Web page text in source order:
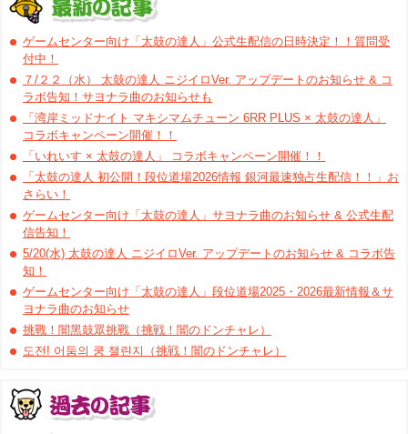
ゲームセンター向け「太鼓の達人」公式生配信の日時決定！！質問受
付中！
７/２２（水） 太鼓の達人 ニジイロVer. アップデートのお知らせ & コ
ラボ告知！サヨナラ曲のお知らせも
「湾岸ミッドナイト マキシマムチューン 6RR PLUS × 太鼓の達人」
コラボキャンペーン開催！！
「いれいす × 太鼓の達人」 コラボキャンペーン開催！！
「太鼓の達人 初公開！段位道場2026情報 銀河最速独占生配信！！」お
さらい！
ゲームセンター向け「太鼓の達人」サヨナラ曲のお知らせ & 公式生配
信告知！
5/20(水) 太鼓の達人 ニジイロVer. アップデートのお知らせ & コラボ告
知！
ゲームセンター向け「太鼓の達人」段位道場2025・2026最新情報＆サ
ヨナラ曲のお知らせ
挑戰！闇黑鼓眾挑戰（挑戦！闇のドンチャレ）
도전! 어둠의 쿵 챌린지（挑戦！闇のドンチャレ）